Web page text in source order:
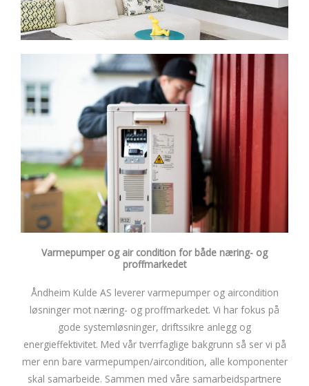
Varmepumper og air condition for både næring- og
proffmarkedet
Åndheim Kulde AS leverer varmepumper og aircondition
løsninger mot næring- og proffmarkedet. Vi har fokus på
gode systemløsninger, driftssikre anlegg og
energieffektivitet. Med vår tverrfaglige bakgrunn så ser vi på
mer enn bare varmepumpen/aircondition, alle komponenter
skal samarbeide. Sammen med våre samarbeidspartnere